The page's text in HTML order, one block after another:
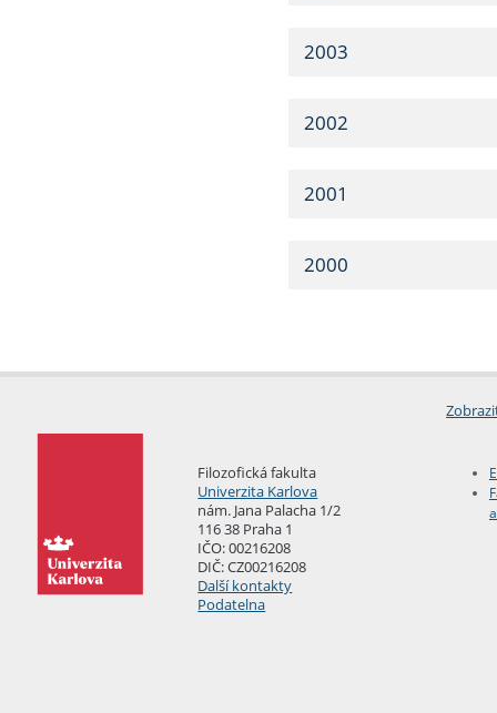
2003
2002
2001
2000
Filozofická fakulta
Univerzita Karlova
nám. Jana Palacha 1/2
116 38 Praha 1
IČO: 00216208
DIČ: CZ00216208
Další kontakty
Podatelna